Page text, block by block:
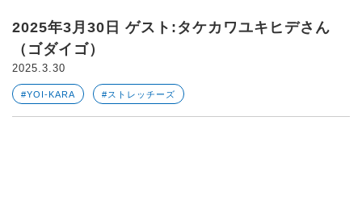
2025年3月30日 ゲスト:タケカワユキヒデさん
（ゴダイゴ）
2025.3.30
#YOI-KARA #ストレッチーズ